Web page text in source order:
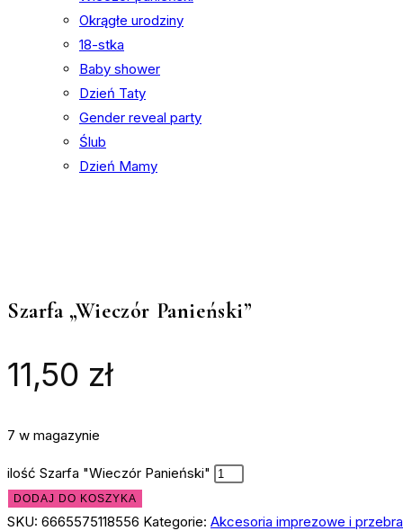
Szarfa „Wieczór Panieński”
11,50 zł
7 w magazynie
ilość Szarfa "Wieczór Panieński"
DODAJ DO KOSZYKA
SKU: 6665575118556 Kategorie: Akcesoria imprezowe i
Okrągłe urodziny
18-stka
Baby shower
Dzień Taty
Gender reveal party
Ślub
Dzień Mamy